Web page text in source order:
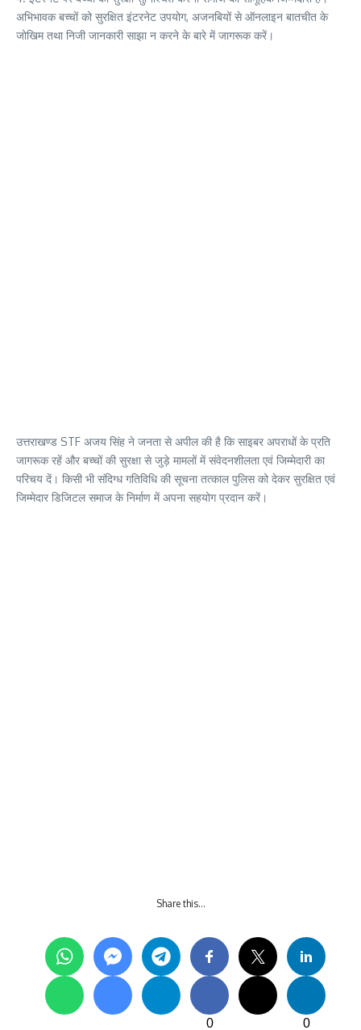
अभिभावक बच्चों को सुरक्षित इंटरनेट उपयोग, अजनबियों से ऑनलाइन बातचीत के
जोखिम तथा निजी जानकारी साझा न करने के बारे में जागरूक करें।
उत्तराखण्ड STF अजय सिंह ने जनता से अपील की है कि साइबर अपराधों के प्रति
जागरूक रहें और बच्चों की सुरक्षा से जुड़े मामलों में संवेदनशीलता एवं जिम्मेदारी का
परिचय दें। किसी भी संदिग्ध गतिविधि की सूचना तत्काल पुलिस को देकर सुरक्षित एवं
जिम्मेदार डिजिटल समाज के निर्माण में अपना सहयोग प्रदान करें।
Share this…
0 0